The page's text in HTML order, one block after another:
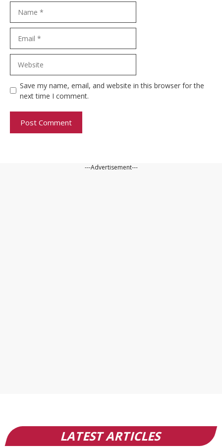
Save my name, email, and website in this browser for the
next time I comment.
---Advertisement---
LATEST ARTICLES